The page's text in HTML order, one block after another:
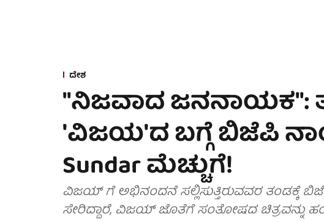
ದೇಶ
"ನಿಜವಾದ ಜನನಾಯಕ":
'ವಿಜಯ'ದ ಬಗ್ಗೆ ಬಿಜೆಪಿ
Sundar ಮೆಚ್ಚುಗೆ!
ವಿಜಯ್ ಗೆ ಅಭಿನಂದನೆ ಸಲ್ಲಿಸುತ್ತಿರುವವರ ತಂಡಕ್ಕೆ
ಸೇರಿದ್ದಾರೆ, ವಿಜಯ್ ಜೊತೆಗೆ ಸಂತೋಷದ ಚಿತ್ರವನ್ನು